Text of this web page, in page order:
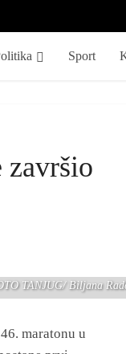
Sport
TANJUG/ Biljana
maratonu u